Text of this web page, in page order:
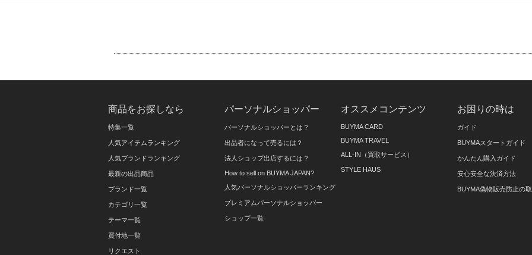
商品をお探しなら
特集一覧
人気アイテムランキング
人気ブランドランキング
最新の出品商品
ブランド一覧
カテゴリ一覧
テーマ一覧
買付地一覧
リクエスト
パーソナルショッパー
パーソナルショッパーとは？
出品者になって売るには？
法人ショップ出店するには？
How to sell on BUYMA JAPAN?
人気パーソナルショッパーランキング
プレミアムパーソナルショッパー
ショップ一覧
オススメコンテンツ
BUYMA CARD
BUYMA TRAVEL
ALL-IN（買取サービス）
STYLE HAUS
お困りの時は
ガイド
BUYMAスタートガイド
かんたん購入ガイド
安心安全な決済方法
BUYMA偽物販売防止の